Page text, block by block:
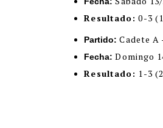
Resultado: 0-3
Partido: Cadete A
Fecha: Domingo
Resultado: 1-3